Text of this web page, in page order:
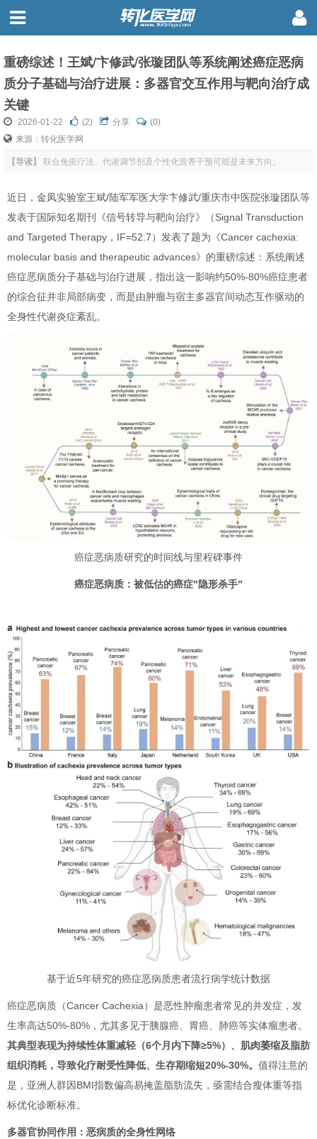
重磅综述！王斌/卞修武/张璇团队等系统阐述癌症恶病
质分子基础与治疗进展：多器官交互作用与靶向治疗成
关键
2026-01-22 (2) 分享
(0)
来源：转化医学网
【导读】 联合免疫疗法、代谢调节剂及个性化营养干预可能是未来方向。
近日，金凤实验室王斌/陆军军医大学卞修武/重庆市中医院张璇团队等
发表于国际知名期刊《信号转导与靶向治疗》（Signal Transduction
and Targeted Therapy，IF=52.7）发表了题为《Cancer cachexia:
molecular basis and therapeutic advances》的重磅综述：系统阐述
癌症恶病质分子基础与治疗进展，指出这一影响约50%-80%癌症患者
的综合征并非局部病变，而是由肿瘤与宿主多器官间动态互作驱动的
全身性代谢炎症紊乱。
癌症恶病质研究的时间线与里程碑事件
癌症恶病质：被低估的癌症"隐形杀手"
基于近5年研究的癌症恶病质患者流行病学统计数据
癌症恶病质（Cancer Cachexia）是恶性肿瘤患者常见的并发症，发
生率高达50%-80%，尤其多见于胰腺癌、胃癌、肺癌等实体瘤患者。
其典型表现为持续性体重减轻（6个月内下降≥5%）、肌肉萎缩及脂肪
组织消耗，导致化疗耐受性降低、生存期缩短20%-30%。 值得注意的
是，亚洲人群因BMI指数偏高易掩盖脂肪流失，亟需结合瘦体重等指
标优化诊断标准。
多器官协同作用：恶病质的全身性网络